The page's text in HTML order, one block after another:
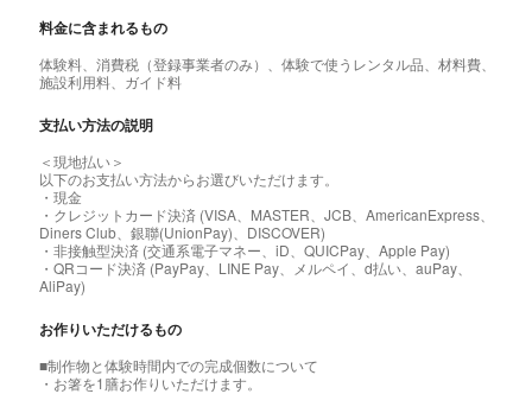
料金に含まれるもの
体験料、消費税（登録事業者のみ）、体験で使うレンタル品、材料費、
施設利用料、ガイド料
支払い方法の説明
＜現地払い＞
以下のお支払い方法からお選びいただけます。
・現金
・クレジットカード決済 (VISA、MASTER、JCB、AmericanExpress、
Diners Club、銀聯(UnionPay)、DISCOVER)
・非接触型決済 (交通系電子マネー、iD、QUICPay、Apple Pay)
・QRコード決済 (PayPay、LINE Pay、メルペイ、d払い、auPay、
AliPay)
お作りいただけるもの
■制作物と体験時間内での完成個数について
・お箸を1膳お作りいただけます。